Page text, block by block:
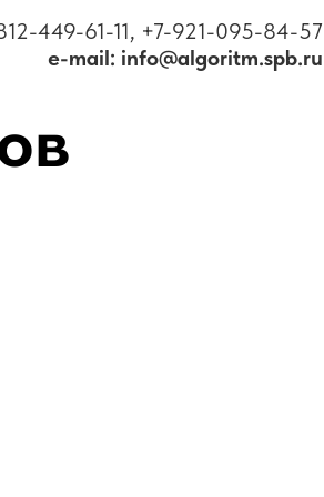
449-61-11, +7-921-095-84-57
e-mail: info@algoritm.spb.ru